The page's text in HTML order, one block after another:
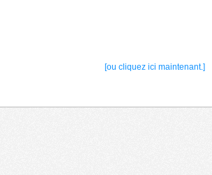
[ou cliquez ici maintenant.]